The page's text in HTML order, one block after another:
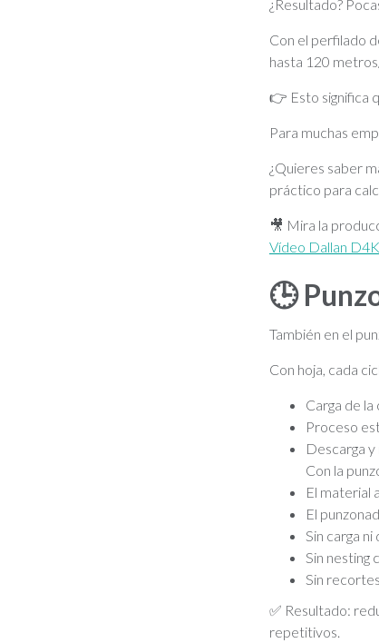
¿Resultado?
Con el perfilado
hasta 120
👉 Esto significa
Para muchas
¿Quieres saber
práctico para
🎥 Mira la
Vídeo Dallan
🕒
También en el
Con hoja, cada
Carga de la
Proceso
Descarga y
Con la
El material
El
Sin carga ni
Sin nesting
Sin
✅ Resultado:
repetitivos.